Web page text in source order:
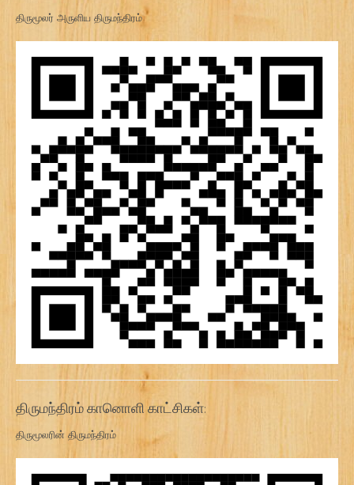
திருமூலர் அருளிய திருமந்திரம்
திருமந்திரம் கானொளி காட்சிகள்:
திருமூலரின் திருமந்திரம்